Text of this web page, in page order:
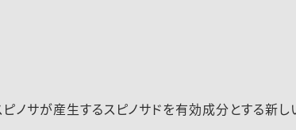
サが産生するスピノサドを有効成分とする新